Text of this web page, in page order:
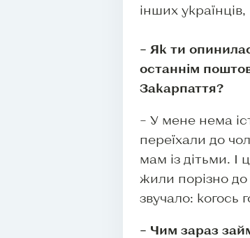
інших
– Як ти
останнім
Закарпаття?
– У мене нема
переїхали до
мам із дітьми. І
жили порізно
звучало: когось
– Чим зараз